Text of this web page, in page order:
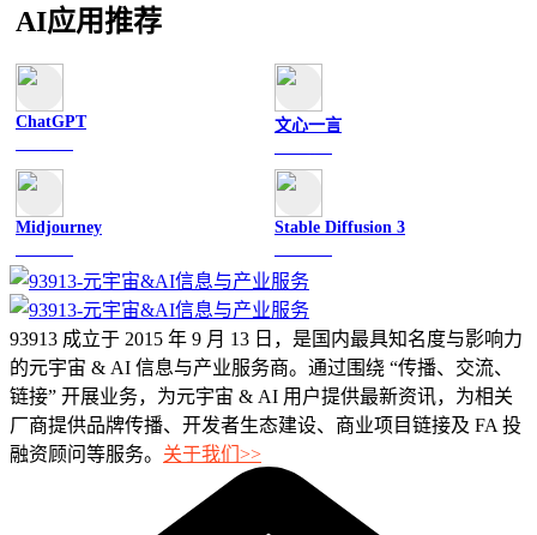
AI应用推荐
ChatGPT 文心一言
Midjourney Stable Diffusion 3
93913 成立于 2015 年 9 月 13 日，是国内最具知名度与影响力
的元宇宙 & AI 信息与产业服务商。通过围绕 “传播、交流、
链接” 开展业务，为元宇宙 & AI 用户提供最新资讯，为相关
厂商提供品牌传播、开发者生态建设、商业项目链接及 FA 投
融资顾问等服务。 关于我们>>